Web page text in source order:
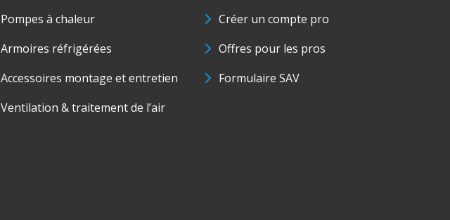
Pompes à chaleur
Armoires réfrigérées
Accessoires montage et entretien
Ventilation & traitement de l’air
Créer un compte pro
Offres pour les pros
Formulaire SAV